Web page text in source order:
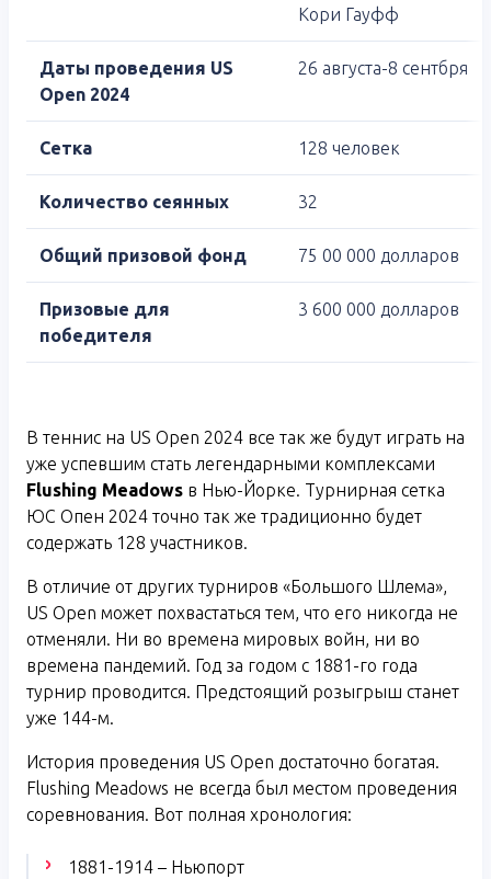
Кори Гауфф
Даты проведения US
Open 2024
26 августа-8 сентбря
Сетка 128 человек
Количество сеянных 32
Общий призовой фонд 75 00 000 долларов
Призовые для
победителя
3 600 000 долларов
В теннис на US Open 2024 все так же будут играть на
уже успевшим стать легендарными комплексами
Flushing Meadows в Нью-Йорке. Турнирная сетка
ЮС Опен 2024 точно так же традиционно будет
содержать 128 участников.
В отличие от других турниров «Большого Шлема»,
US Open может похвастаться тем, что его никогда не
отменяли. Ни во времена мировых войн, ни во
времена пандемий. Год за годом с 1881-го года
турнир проводится. Предстоящий розыгрыш станет
уже 144-м.
История проведения US Open достаточно богатая.
Flushing Meadows не всегда был местом проведения
соревнования. Вот полная хронология:
1881-1914 – Ньюпорт